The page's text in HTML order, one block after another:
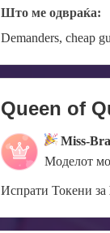
Што ме одвраќа:
Demanders, cheap
Queen of
Miss-
Моделот
Испрати Токени за